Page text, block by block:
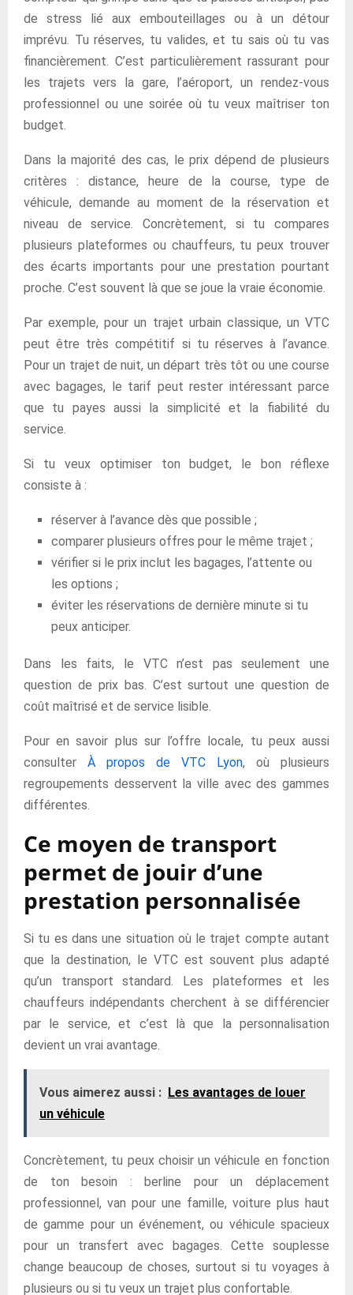
de stress lié aux embouteillages ou à un détour
imprévu. Tu réserves, tu valides, et tu sais où tu vas
financièrement. C’est particulièrement rassurant pour
les trajets vers la gare, l’aéroport, un rendez-vous
professionnel ou une soirée où tu veux maîtriser ton
budget.
Dans la majorité des cas, le prix dépend de plusieurs
critères : distance, heure de la course, type de
véhicule, demande au moment de la réservation et
niveau de service. Concrètement, si tu compares
plusieurs plateformes ou chauffeurs, tu peux trouver
des écarts importants pour une prestation pourtant
proche. C’est souvent là que se joue la vraie économie.
Par exemple, pour un trajet urbain classique, un VTC
peut être très compétitif si tu réserves à l’avance.
Pour un trajet de nuit, un départ très tôt ou une course
avec bagages, le tarif peut rester intéressant parce
que tu payes aussi la simplicité et la fiabilité du
service.
Si tu veux optimiser ton budget, le bon réflexe
consiste à :
réserver à l’avance dès que possible ;
comparer plusieurs offres pour le même trajet ;
vérifier si le prix inclut les bagages, l’attente ou
les options ;
éviter les réservations de dernière minute si tu
peux anticiper.
Dans les faits, le VTC n’est pas seulement une
question de prix bas. C’est surtout une question de
coût maîtrisé et de service lisible.
Pour en savoir plus sur l’offre locale, tu peux aussi
consulter À propos de VTC Lyon, où plusieurs
regroupements desservent la ville avec des gammes
différentes.
Ce moyen de transport
permet de jouir d’une
prestation personnalisée
Si tu es dans une situation où le trajet compte autant
que la destination, le VTC est souvent plus adapté
qu’un transport standard. Les plateformes et les
chauffeurs indépendants cherchent à se différencier
par le service, et c’est là que la personnalisation
devient un vrai avantage.
Vous aimerez aussi : Les avantages de louer
un véhicule
Concrètement, tu peux choisir un véhicule en fonction
de ton besoin : berline pour un déplacement
professionnel, van pour une famille, voiture plus haut
de gamme pour un événement, ou véhicule spacieux
pour un transfert avec bagages. Cette souplesse
change beaucoup de choses, surtout si tu voyages à
plusieurs ou si tu veux un trajet plus confortable.